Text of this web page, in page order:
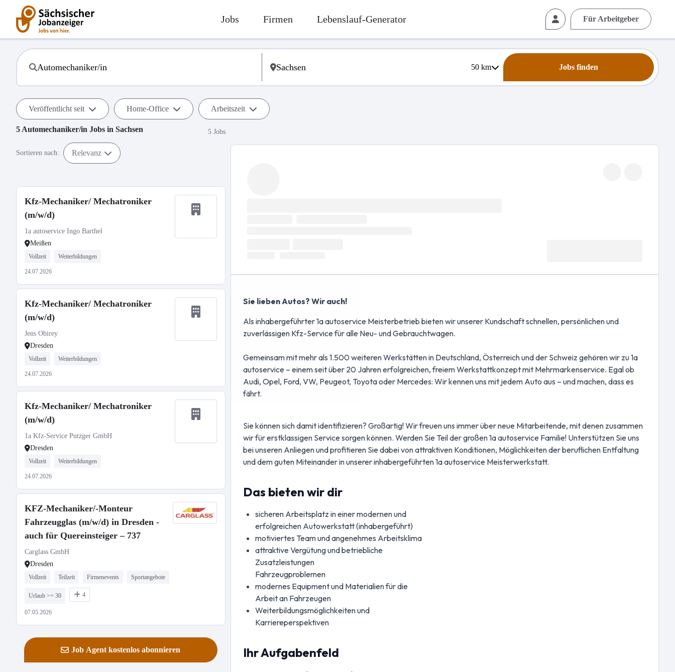
Jobs Firmen Lebenslauf-Generator Für Arbeitgeber
50km Jobs finden
Veröffentlicht seit Home-Office Arbeitszeit
5 Automechaniker/in Jobs in Sachsen 5 Jobs
Sortieren nach: Relevanz
Kfz-Mechaniker/ Mechatroniker
(m/w/d)
1a autoservice Ingo Barthel
Meißen
Vollzeit Weiterbildungen
24.07.2026
Kfz-Mechaniker/ Mechatroniker
(m/w/d)
Jens Obirey
Dresden
Vollzeit Weiterbildungen
24.07.2026
Kfz-Mechaniker/ Mechatroniker
(m/w/d)
1a Kfz-Service Putzger GmbH
Dresden
Vollzeit Weiterbildungen
24.07.2026
KFZ-Mechaniker/-Monteur
Fahrzeugglas (m/w/d) in Dresden -
auch für Quereinsteiger – 737
Carglass GmbH
Dresden
Vollzeit Teilzeit Firmenevents Sportangebote
Urlaub >= 30 4
07.05.2026
Job Agent kostenlos abonnieren